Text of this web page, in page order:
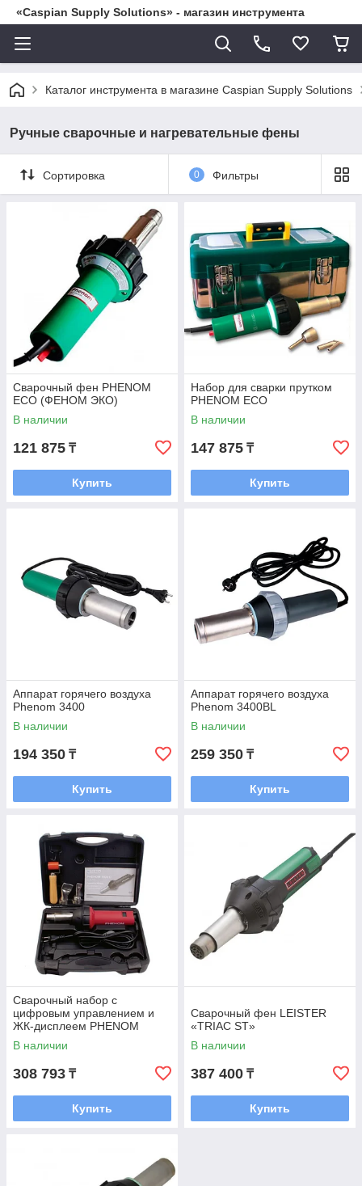
«Caspian Supply Solutions» - магазин инструмента
Каталог инструмента в магазине Caspian Supply Solutions
Ручные сварочные и нагревательные фены
Сортировка 0 Фильтры
Сварочный фен PHENOM
ECO (ФЕНОМ ЭКО)
В наличии
121 875 ₸
Купить
Набор для сварки прутком
PHENOM ECO
В наличии
147 875 ₸
Купить
Аппарат горячего воздуха
Phenom 3400
В наличии
194 350 ₸
Купить
Аппарат горячего воздуха
Phenom 3400BL
В наличии
259 350 ₸
Купить
Сварочный набор с
цифровым управлением и
ЖК-дисплеем PHENOM
1600D для сварки внахлёст
В наличии
308 793 ₸
Купить
Сварочный фен LEISTER
«TRIAC ST»
В наличии
387 400 ₸
Купить